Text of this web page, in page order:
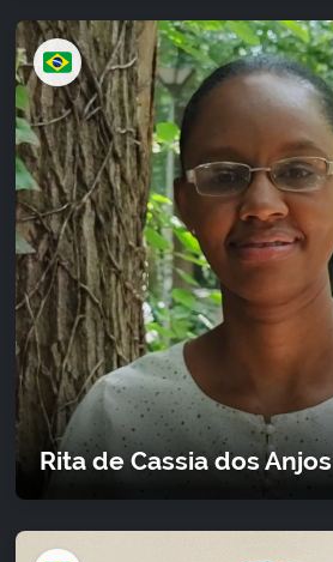
Rita de Cassia dos Anjos